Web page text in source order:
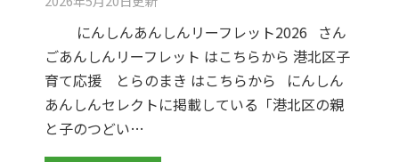
にんしんあんしんリーフレット2026 さん
ごあんしんリーフレット はこちらから 港北区子
育て応援 とらのまき はこちらから にんしん
あんしんセレクトに掲載している「港北区の親
と子のつどい…